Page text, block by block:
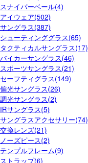
スナイパーベール(4)
アイウェア(502)
サングラス(387)
シューティンググラス(65)
タクティカルサングラス(17)
バイカーサングラス(46)
スポーツサングラス(21)
セーフティグラス(149)
偏光サングラス(26)
調光サングラス(2)
IRサングラス(5)
サングラスアクセサリー(74)
交換レンズ(21)
ノーズピース(2)
テンプルフレーム(9)
ストラップ(6)